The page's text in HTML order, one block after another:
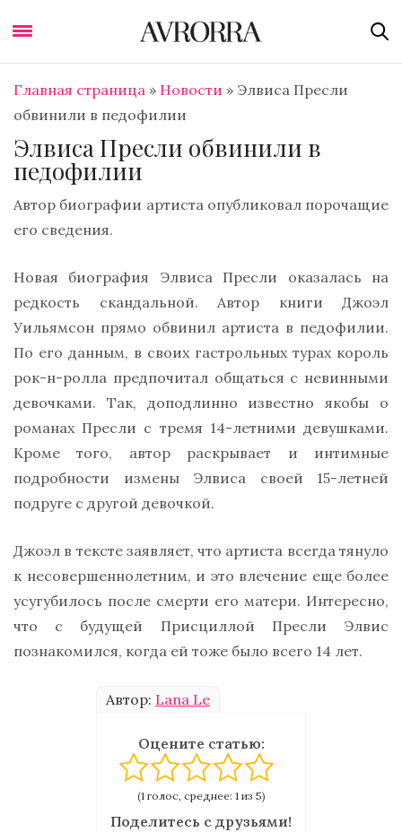
Главная страница » Новости » Элвиса Пресли
обвинили в педофилии
Элвиса Пресли обвинили в
педофилии
Автор биографии артиста опубликовал порочащие
его сведения.
Новая биография Элвиса Пресли оказалась на
редкость скандальной. Автор книги Джоэл
Уильямсон прямо обвинил артиста в педофилии.
По его данным, в своих гастрольных турах король
рок-н-ролла предпочитал общаться с невинными
девочками. Так, доподлинно известно якобы о
романах Пресли с тремя 14-летними девушками.
Кроме того, автор раскрывает и интимные
подробности измены Элвиса своей 15-летней
подруге с другой девочкой.
Джоэл в тексте заявляет, что артиста всегда тянуло
к несовершеннолетним, и это влечение еще более
усугубилось после смерти его матери. Интересно,
что с будущей Присциллой Пресли Элвис
познакомился, когда ей тоже было всего 14 лет.
Автор: Lana Le
Оцените статью:
(1 голос, среднее: 1 из 5)
Поделитесь с друзьями!